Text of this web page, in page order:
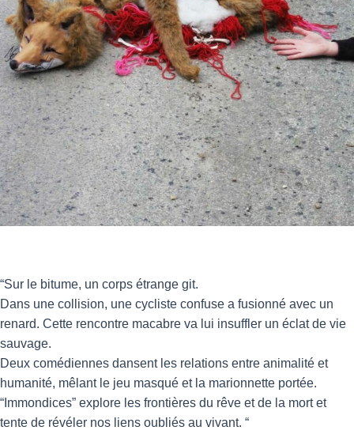
“Sur le bitume, un corps étrange git.
Dans une collision, une cycliste confuse a fusionné avec un
renard. Cette rencontre macabre va lui insuffler un éclat de vie
sauvage.
Deux comédiennes dansent les relations entre animalité et
humanité, mêlant le jeu masqué et la marionnette portée.
“Immondices” explore les frontières du rêve et de la mort et
tente de révéler nos liens oubliés au vivant. “